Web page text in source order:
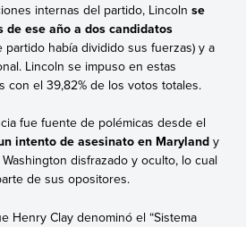
internas del partido, Lincoln se
ese año a dos candidatos
había dividido sus fuerzas) y a
Lincoln se impuso en estas
con el 39,82% de los votos totales.
fue fuente de polémicas desde el
intento de asesinato en Marylandy
disfrazado y oculto, lo cual
de sus opositores.
Henry Clay denominó el “Sistema